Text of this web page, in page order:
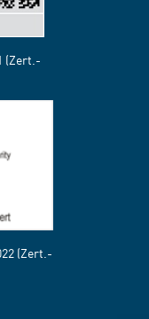
(Zert.-
(Zert.-